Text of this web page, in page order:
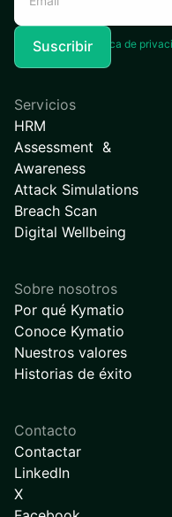
Acepto laPolítica de
Servicios
HRM
Assessment &
Awareness
Attack Simulations
Breach Scan
Digital Wellbeing
Sobre nosotros
Por qué Kymatio
Conoce Kymatio
Nuestros valores
Historias de éxito
Contacto
Contactar
LinkedIn
X